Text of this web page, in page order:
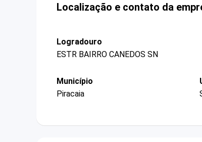
Localização e contato da
Logradouro
ESTR BAIRRO CANEDOS SN
Município
Piracaia